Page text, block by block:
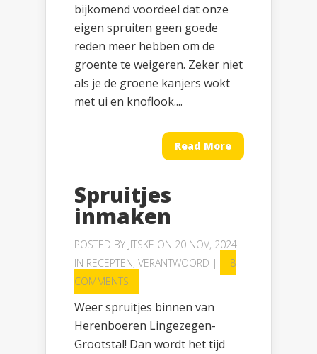
bijkomend voordeel dat onze
eigen spruiten geen goede
reden meer hebben om de
groente te weigeren. Zeker niet
als je de groene kanjers wokt
met ui en knoflook....
Read More
Spruitjes
inmaken
POSTED BY JITSKE ON 20 NOV, 2024
IN RECEPTEN, VERANTWOORD |
8
COMMENTS
Weer spruitjes binnen van
Herenboeren Lingezegen-
Grootstal! Dan wordt het tijd